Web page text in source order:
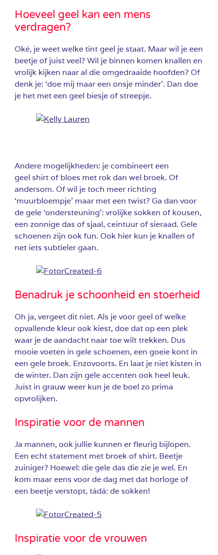
Hoeveel geel kan een mens
verdragen?
Oké, je weet welke tint geel je staat. Maar wil je een
beetje of juist veel? Wil je binnen komen knallen en
vrolijk kijken naar al die omgedraaide hoofden? Of
denk je: ‘doe mij maar een onsje minder’. Dan doe
je het met een geel biesje of streepje.
Andere mogelijkheden: je combineert een
geel shirt of bloes met rok dan wel broek. Of
andersom. Of wil je toch meer richting
‘muurbloempje’ maar met een twist? Ga dan voor
de gele ‘ondersteuning’: vrolijke sokken of kousen,
een zonnige das of sjaal, ceintuur of sieraad. Gele
schoenen zijn ook fun. Ook hier kun je knallen of
net iets subtieler gaan.
Benadruk je schoonheid en stoerheid
Oh ja, vergeet dit niet. Als je voor geel of welke
opvallende kleur ook kiest, doe dat op een plek
waar je de aandacht naar toe wilt trekken. Dus
mooie voeten in gele schoenen, een goeie kont in
een gele broek. Enzovoorts. En laat je niet kisten in
de winter. Dan zijn gele accenten ook heel leuk.
Juist in grauw weer kun je de boel zo prima
opvrolijken.
Inspiratie voor de mannen
Ja mannen, ook jullie kunnen er fleurig bijlopen.
Een echt statement met broek of shirt. Beetje
zuiniger? Hoewel: die gele das die zie je wel. En
kom maar eens voor de dag met dat horloge of
een beetje verstopt, tádá: de sokken!
Inspiratie voor de vrouwen